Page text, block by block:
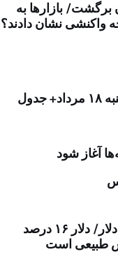
تومان برگشت/ بازارها به
واکنشی نشان دادند؟
آغاز شود
اظهارات همتی درباره دلار/ دلار ۱۶ درصد
طبیعی است